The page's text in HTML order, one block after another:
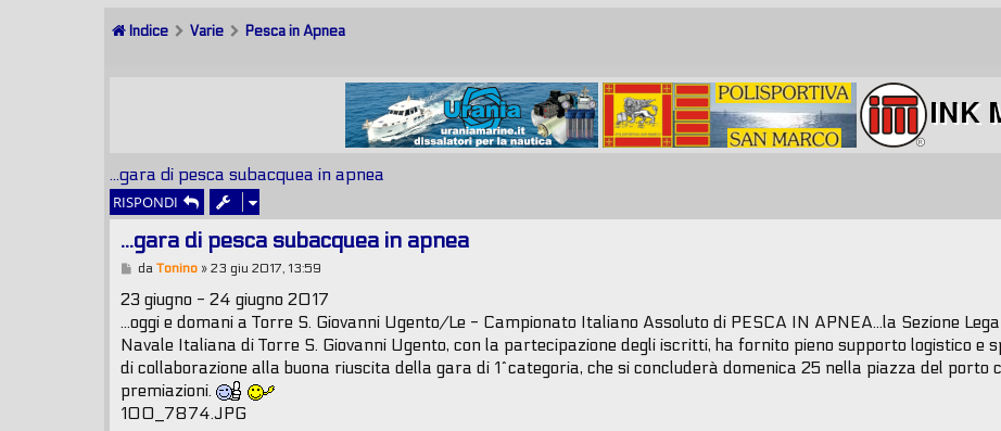
Indice Varie Pesca in Apnea
...gara di pesca subacquea in apnea
RISPONDI
...gara di pesca subacquea in apnea
M
s
a
g
g
o
da Tonino» 23 giu 2017, 13:59
23 giugno - 24 giugno 2017
...oggi e domani a Torre S. Giovanni Ugento/Le - Campionato Italiano Assoluto di PESCA IN APNEA...la Sezione Lega
Navale Italiana di Torre S. Giovanni Ugento, con la partecipazione degli iscritti, ha fornito pieno supporto logistico e
di collaborazione alla buona riuscita della gara di 1^categoria, che si concluderà domenica 25 nella piazza del porto
premiazioni.
100_7874.JPG